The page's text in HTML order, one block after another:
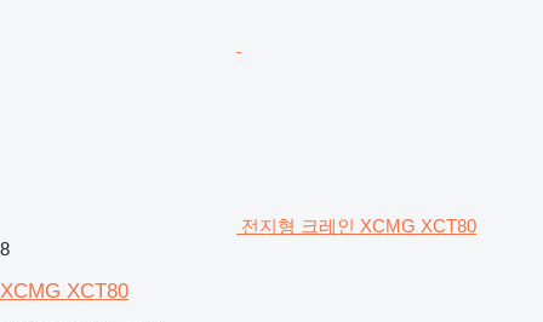
전지형 크레인 XCMG XCT80
8
XCMG XCT80